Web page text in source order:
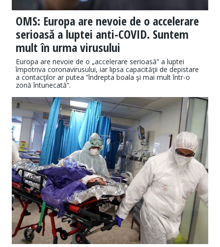
OMS: Europa are nevoie de o accelerare
serioasă a luptei anti-COVID. Suntem
mult în urma virusului
Europa are nevoie de o „accelerare serioasă” a luptei
împotriva coronavirusului, iar lipsa capacităţii de depistare
a contacţilor ar putea ”îndrepta boala şi mai mult într-o
zonă întunecată”.